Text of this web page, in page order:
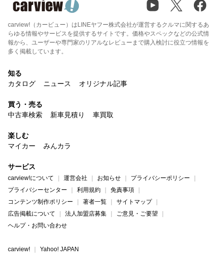
carview!（カービュー）はLINEヤフー株式会社が運営するクルマに関するあ
らゆる情報やサービスを提供するサイトです。価格やスペックなどの公式情
報から、ユーザーや専門家のリアルなレビューまで購入検討に役立つ情報を
多く掲載しています。
知る
カタログ
ニュース オリジナル記事
買う・売る
中古車検索
新車見積り 車買取
楽しむ
マイカー
みんカラ
サービス
carview!について 運営会社 お知らせ
プライバシーポリシー
プライバシーセンター
利用規約
免責事項
コンテンツ制作ポリシー
著者一覧
サイトマップ
広告掲載について
法人加盟店募集
ご意見・ご要望
ヘルプ・お問い合わせ
carview! Yahoo! JAPAN